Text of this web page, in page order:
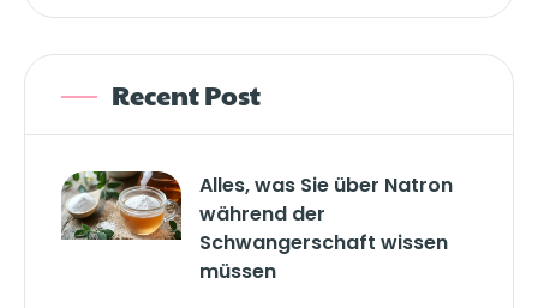
Recent Post
Alles, was Sie über Natron
während der
Schwangerschaft wissen
müssen